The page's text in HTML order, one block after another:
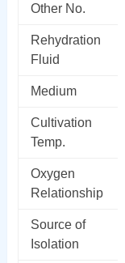
Other No.
Rehydration
Fluid
Medium
Cultivation
Temp.
Oxygen
Relationship
Source of
Isolation